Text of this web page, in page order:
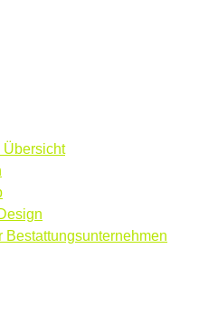
Übersicht
Bestattungsunternehmen